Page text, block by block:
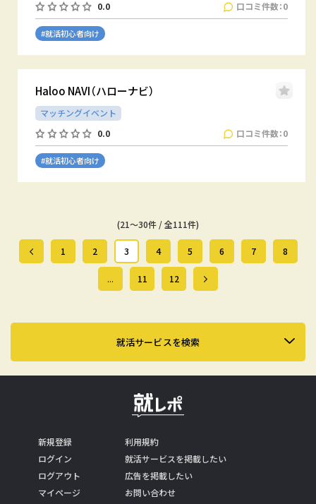
0.0
口コミ件数：0
#就活初心者向け
Haloo NAVI（ハローナビ）
マッチングイベント
0.0
口コミ件数：0
#就活初心者向け
(21～30件 / 全111件)
1 2 3 4 5 6 7 8
... 11 12
就活サービスを検索
新規登録
ログイン
ログアウト
マイページ
利用規約
就活サービスを掲載したい
広告を掲載したい
お問い合わせ